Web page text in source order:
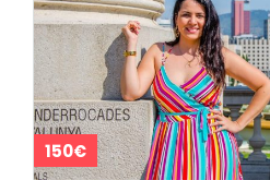
150€